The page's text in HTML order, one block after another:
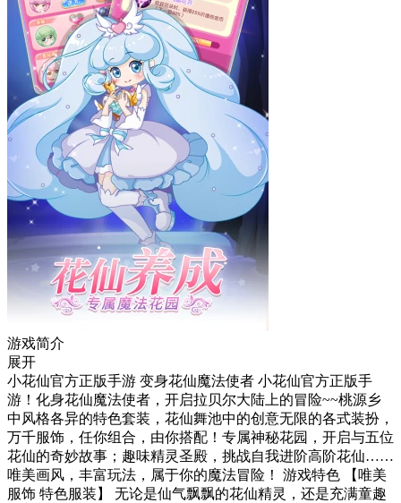
游戏简介
展开
小花仙官方正版手游 变身花仙魔法使者 小花仙官方正版手
游！化身花仙魔法使者，开启拉贝尔大陆上的冒险~~桃源乡
中风格各异的特色套装，花仙舞池中的创意无限的各式装扮，
万千服饰，任你组合，由你搭配！专属神秘花园，开启与五位
花仙的奇妙故事；趣味精灵圣殿，挑战自我进阶高阶花仙……
唯美画风，丰富玩法，属于你的魔法冒险！ 游戏特色 【唯美
服饰 特色服装】 无论是仙气飘飘的花仙精灵，还是充满童趣